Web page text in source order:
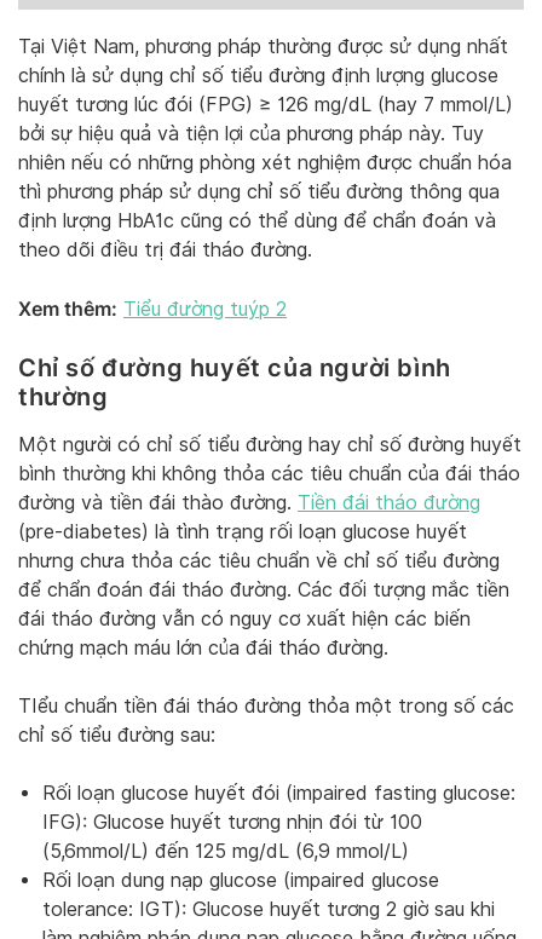
Tại Việt Nam, phương pháp thường được sử dụng nhất
chính là sử dụng chỉ số tiểu đường định lượng glucose
huyết tương lúc đói (FPG) ≥ 126 mg/dL (hay 7 mmol/L)
bởi sự hiệu quả và tiện lợi của phương pháp này. Tuy
nhiên nếu có những phòng xét nghiệm được chuẩn hóa
thì phương pháp sử dụng chỉ số tiểu đường thông qua
định lượng HbA1c cũng có thể dùng để chẩn đoán và
theo dõi điều trị đái tháo đường.
Xem thêm: Tiểu đường tuýp 2
Chỉ số đường huyết của người bình
thường
Một người có chỉ số tiểu đường hay chỉ số đường huyết
bình thường khi không thỏa các tiêu chuẩn của đái tháo
đường và tiền đái thào đường. Tiền đái tháo đường
(pre-diabetes) là tình trạng rối loạn glucose huyết
nhưng chưa thỏa các tiêu chuẩn về chỉ số tiểu đường
để chẩn đoán đái tháo đường. Các đối tượng mắc tiền
đái tháo đường vẫn có nguy cơ xuất hiện các biến
chứng mạch máu lớn của đái tháo đường.
TIểu chuẩn tiền đái tháo đường thỏa một trong số các
chỉ số tiểu đường sau:
Rối loạn glucose huyết đói (impaired fasting glucose:
IFG): Glucose huyết tương nhịn đói từ 100
(5,6mmol/L) đến 125 mg/dL (6,9 mmol/L)
Rối loạn dung nạp glucose (impaired glucose
tolerance: IGT): Glucose huyết tương 2 giờ sau khi